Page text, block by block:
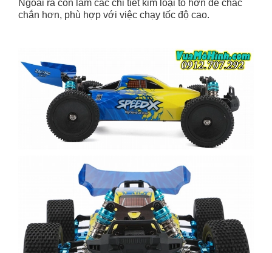
Ngoài ra còn làm các chi tiết kim loại to hơn để chắc
chắn hơn, phù hợp với việc chạy tốc độ cao.